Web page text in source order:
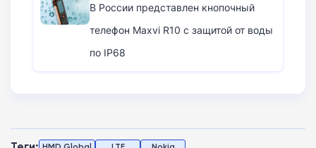
В России представлен кнопочный
телефон Maxvi R10 с защитой от воды
по IP68